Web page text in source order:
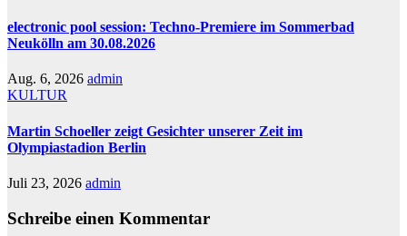
electronic pool session: Techno-Premiere im Sommerbad
Neukölln am 30.08.2026
Aug. 6, 2026 admin
KULTUR
Martin Schoeller zeigt Gesichter unserer Zeit im
Olympiastadion Berlin
Juli 23, 2026 admin
Schreibe einen Kommentar